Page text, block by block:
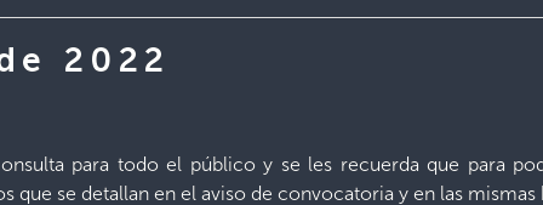
2022
para todo el público y se les recuerda que para
que se detallan en el aviso de convocatoria y en las